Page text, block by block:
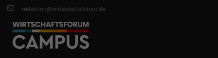
redaktion@wirtschaftsforum.de